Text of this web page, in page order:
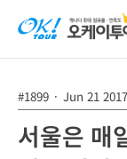
#1899 · Jun 21
서울은 매